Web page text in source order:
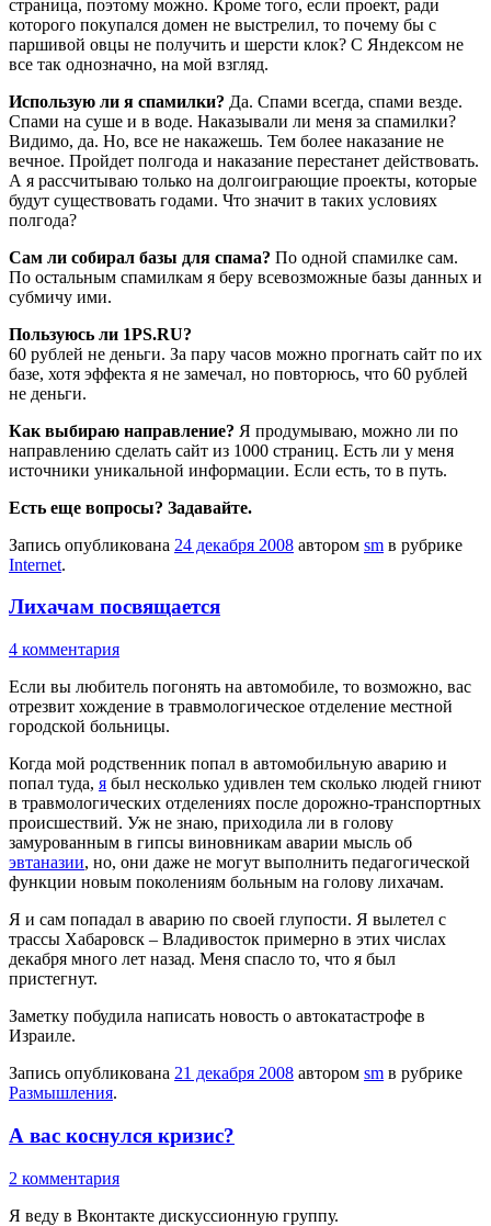
страница, поэтому можно. Кроме того, если проект, ради
которого покупался домен не выстрелил, то почему бы с
паршивой овцы не получить и шерсти клок? С Яндексом не
все так однозначно, на мой взгляд.
Использую ли я спамилки? Да. Спами всегда, спами везде.
Спами на суше и в воде. Наказывали ли меня за спамилки?
Видимо, да. Но, все не накажешь. Тем более наказание не
вечное. Пройдет полгода и наказание перестанет действовать.
А я рассчитываю только на долгоиграющие проекты, которые
будут существовать годами. Что значит в таких условиях
полгода?
Сам ли собирал базы для спама? По одной спамилке сам.
По остальным спамилкам я беру всевозможные базы данных и
субмичу ими.
Пользуюсь ли 1PS.RU?
60 рублей не деньги. За пару часов можно прогнать сайт по их
базе, хотя эффекта я не замечал, но повторюсь, что 60 рублей
не деньги.
Как выбираю направление? Я продумываю, можно ли по
направлению сделать сайт из 1000 страниц. Есть ли у меня
источники уникальной информации. Если есть, то в путь.
Есть еще вопросы? Задавайте.
Запись опубликована 24 декабря 2008 автором sm в рубрике
Internet.
Лихачам посвящается
4 комментария
Если вы любитель погонять на автомобиле, то возможно, вас
отрезвит хождение в травмологическое отделение местной
городской больницы.
Когда мой родственник попал в автомобильную аварию и
попал туда, я был несколько удивлен тем сколько людей гниют
в травмологических отделениях после дорожно-транспортных
происшествий. Уж не знаю, приходила ли в голову
замурованным в гипсы виновникам аварии мысль об
эвтаназии, но, они даже не могут выполнить педагогической
функции новым поколениям больным на голову лихачам.
Я и сам попадал в аварию по своей глупости. Я вылетел с
трассы Хабаровск – Владивосток примерно в этих числах
декабря много лет назад. Меня спасло то, что я был
пристегнут.
Заметку побудила написать новость о автокатастрофе в
Израиле.
Запись опубликована 21 декабря 2008 автором sm в рубрике
Размышления.
А вас коснулся кризис?
2 комментария
Я веду в Вконтакте дискуссионную группу.